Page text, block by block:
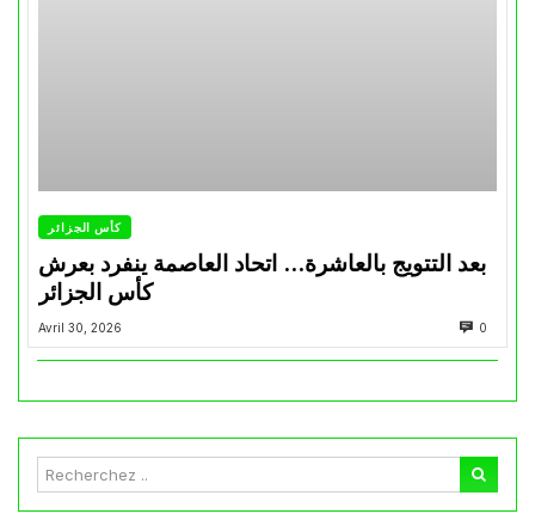
كأس الجزائر
بعد التتويج بالعاشرة… اتحاد العاصمة ينفرد بعرش
كأس الجزائر
Avril 30, 2026 0